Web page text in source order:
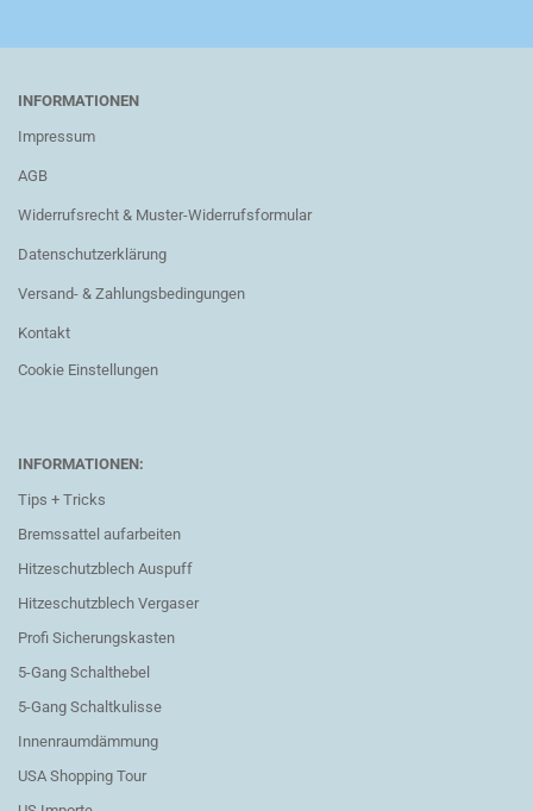
INFORMATIONEN
Impressum
AGB
Widerrufsrecht & Muster-Widerrufsformular
Datenschutzerklärung
Versand- & Zahlungsbedingungen
Kontakt
Cookie Einstellungen
INFORMATIONEN:
Tips + Tricks
Bremssattel aufarbeiten
Hitzeschutzblech Auspuff
Hitzeschutzblech Vergaser
Profi Sicherungskasten
5-Gang Schalthebel
5-Gang Schaltkulisse
Innenraumdämmung
USA Shopping Tour